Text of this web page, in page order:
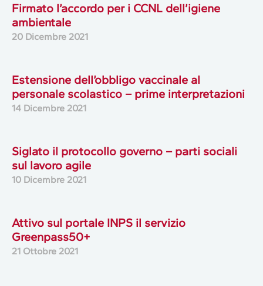
Firmato l’accordo per i CCNL dell’igiene
ambientale
20 Dicembre 2021
Estensione dell’obbligo vaccinale al
personale scolastico – prime interpretazioni
14 Dicembre 2021
Siglato il protocollo governo – parti sociali
sul lavoro agile
10 Dicembre 2021
Attivo sul portale INPS il servizio
Greenpass50+
21 Ottobre 2021